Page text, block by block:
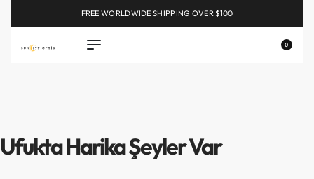
FREE WORLDWIDE SHIPPING OVER $100
0
Ufukta Harika Şeyler Var